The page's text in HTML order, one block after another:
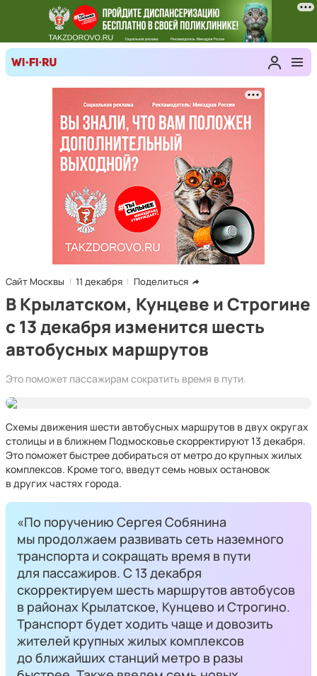
Сайт Москвы 11 декабря Поделиться
В Крылатском, Кунцеве и Строгине
с 13 декабря изменится шесть
автобусных маршрутов
Это поможет пассажирам сократить время в пути.
Схемы движения шести автобусных маршрутов в двух округах
столицы и в ближнем Подмосковье скорректируют 13 декабря.
Это поможет быстрее добираться от метро до крупных жилых
комплексов. Кроме того, введут семь новых остановок
в других частях города.
«По поручению Сергея Собянина
мы продолжаем развивать сеть наземного
транспорта и сокращать время в пути
для пассажиров. С 13 декабря
скорректируем шесть маршрутов автобусов
в районах Крылатское, Кунцево и Строгино.
Транспорт будет ходить чаще и довозить
жителей крупных жилых комплексов
до ближайших станций метро в разы